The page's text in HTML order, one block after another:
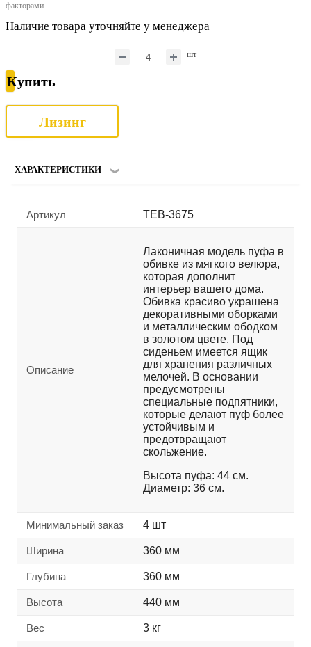
факторами.
Наличие товара уточняйте у менеджера
шт
Купить
Лизинг
ХАРАКТЕРИСТИКИ
Артикул TEB-3675
Описание
Лаконичная модель пуфа в
обивке из мягкого велюра,
которая дополнит
интерьер вашего дома.
Обивка красиво украшена
декоративными оборками
и металлическим ободком
в золотом цвете. Под
сиденьем имеется ящик
для хранения различных
мелочей. В основании
предусмотрены
специальные подпятники,
которые делают пуф более
устойчивым и
предотвращают
скольжение.
Высота пуфа: 44 см.
Диаметр: 36 см.
Минимальный заказ 4 шт
Ширина 360 мм
Глубина 360 мм
Высота 440 мм
Вес 3 кг